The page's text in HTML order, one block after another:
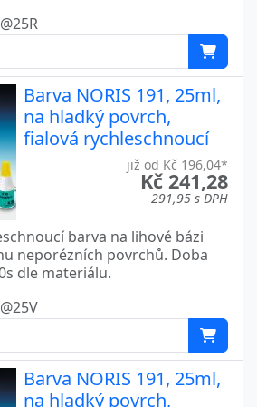
Barva NORIS 191, 25ml,
na hladký povrch,
fialová rychleschnoucí
již od Kč 196,04*
Kč 241,28
291,95 s DPH
barva na lihové bázi
neporézních povrchů. Doba
dle materiálu.
Barva NORIS 191, 25ml,
na hladký povrch,